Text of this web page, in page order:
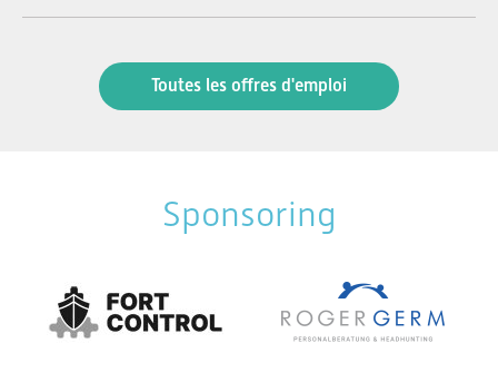
Toutes les offres d'emploi
Sponsoring